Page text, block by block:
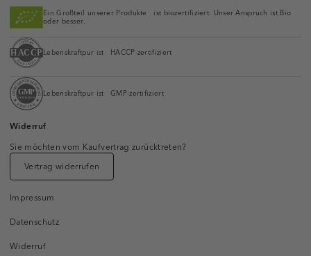
Ein Großteil unserer Produkte ist biozertifiziert. Unser Anspruch ist Bio
oder besser.
Lebenskraftpur ist HACCP-zertifiziert
Lebenskraftpur ist GMP-zertifiziert
Widerruf
Sie möchten vom Kaufvertrag zurücktreten?
Vertrag widerrufen
Impressum
Datenschutz
Widerruf